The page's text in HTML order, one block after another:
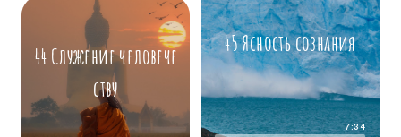
44 Служение человече
ству
45 Ясность сознания
7:34